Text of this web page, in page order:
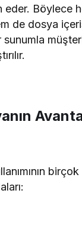
eder. Böylece
de dosya